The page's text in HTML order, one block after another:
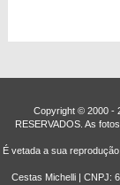
Copyright © 2000 -
RESERVADOS. As
É vetada a sua
Cestas Michelli | CNPJ: